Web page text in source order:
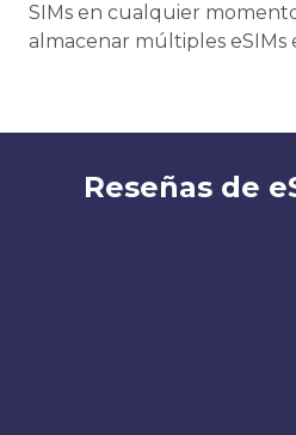
SIMs en cualquier
almacenar múltiples eSIMs
Reseñas de